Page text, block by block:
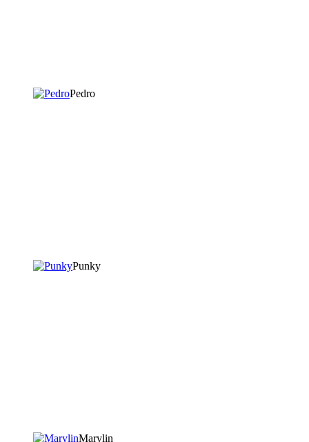
Pedro
Punky
Marylin